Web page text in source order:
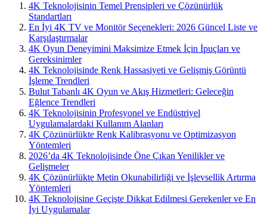
4K Teknolojisinin Temel Prensipleri ve Çözünürlük
Standartları
En İyi 4K TV ve Monitör Seçenekleri: 2026 Güncel Liste ve
Karşılaştırmalar
4K Oyun Deneyimini Maksimize Etmek İçin İpuçları ve
Gereksinimler
4K Teknolojisinde Renk Hassasiyeti ve Gelişmiş Görüntü
İşleme Trendleri
Bulut Tabanlı 4K Oyun ve Akış Hizmetleri: Geleceğin
Eğlence Trendleri
4K Teknolojisinin Profesyonel ve Endüstriyel
Uygulamalardaki Kullanım Alanları
4K Çözünürlükte Renk Kalibrasyonu ve Optimizasyon
Yöntemleri
2026’da 4K Teknolojisinde Öne Çıkan Yenilikler ve
Gelişmeler
4K Çözünürlükte Metin Okunabilirliği ve İşlevsellik Artırma
Yöntemleri
4K Teknolojisine Geçişte Dikkat Edilmesi Gerekenler ve En
İyi Uygulamalar